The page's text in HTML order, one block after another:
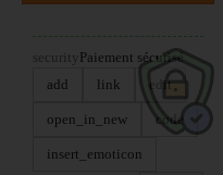
security Paiement sécurisé
add
link edit
open_in_new code
insert_emoticon